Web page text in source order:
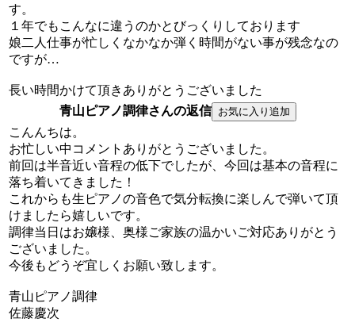
す。
１年でもこんなに違うのかとびっくりしております
娘二人仕事が忙しくなかなか弾く時間がない事が残念なの
ですが…
長い時間かけて頂きありがとうございました
青山ピアノ調律さんの返信
こんんちは。
お忙しい中コメントありがとうございました。
前回は半音近い音程の低下でしたが、今回は基本の音程に
落ち着いてきました！
これからも生ピアノの音色で気分転換に楽しんで弾いて頂
けましたら嬉しいです。
調律当日はお嬢様、奥様ご家族の温かいご対応ありがとう
ございました。
今後もどうぞ宜しくお願い致します。
青山ピアノ調律
佐藤慶次